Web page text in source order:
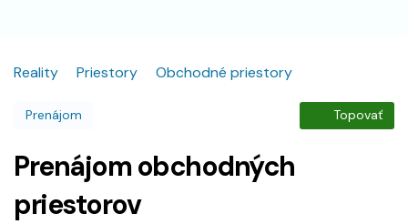
Reality Priestory Obchodné priestory
Prenájom Topovať
Prenájom obchodných
priestorov